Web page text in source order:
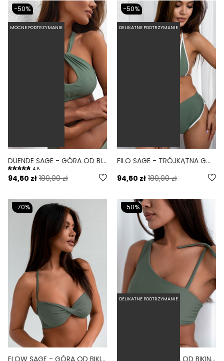
MOCNE PODTRZYMANIE
-50%
DUENDE SAGE - GÓRA OD BIKINI WYCIĘTA WIĄZANA ZIELONY
4.8
94,50 zł 189,00 zł
DELIKATNE PODTRZYMANIE
-50%
FILO SAGE - TRÓJKĄTNA GÓRA OD BIKINI NA MAŁY BIUST ZIELONY
94,50 zł 189,00 zł
-70% -50%
DELIKATNE PODTRZYMANIE